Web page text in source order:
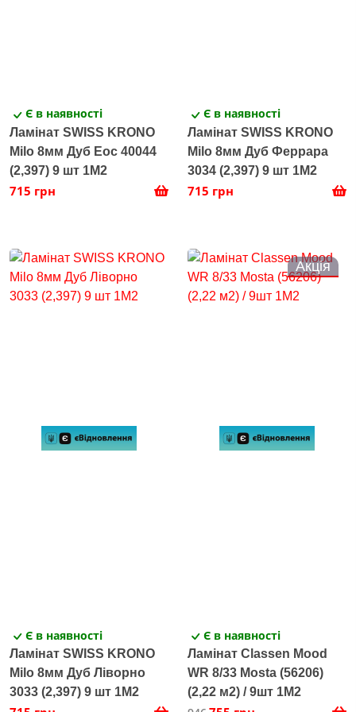
Є в наявності
Ламінат SWISS KRONO
Milo 8мм Дуб Еос 40044
(2,397) 9 шт 1M2
715 грн
Є в наявності
Ламінат SWISS KRONO
Milo 8мм Дуб Феррара
3034 (2,397) 9 шт 1M2
715 грн
Є в наявності
Ламінат SWISS KRONO
Milo 8мм Дуб Ліворно
3033 (2,397) 9 шт 1M2
Акція
Є в наявності
Ламінат Classen Mood
WR 8/33 Mosta (56206)
(2,22 м2) / 9шт 1M2